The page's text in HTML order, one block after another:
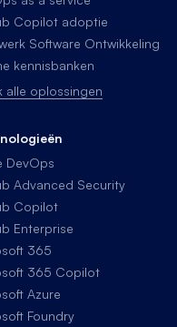
Copilot adoptie
Software Ontwikkeling
kennisbanken
alle oplossingen
DevOps
Advanced Security
Copilot
Enterprise
365
365 Copilot
Azure
Foundry